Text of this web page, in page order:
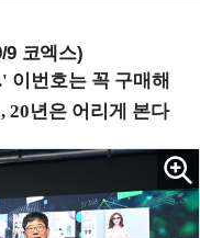
9 코엑스)